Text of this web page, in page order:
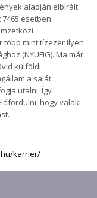
alapján elbírált
esetben
több mint tízezer ilyen
(NYUFIG). Ma már
külföldi
a saját
utalni. Így
hogy valaki
karrier/